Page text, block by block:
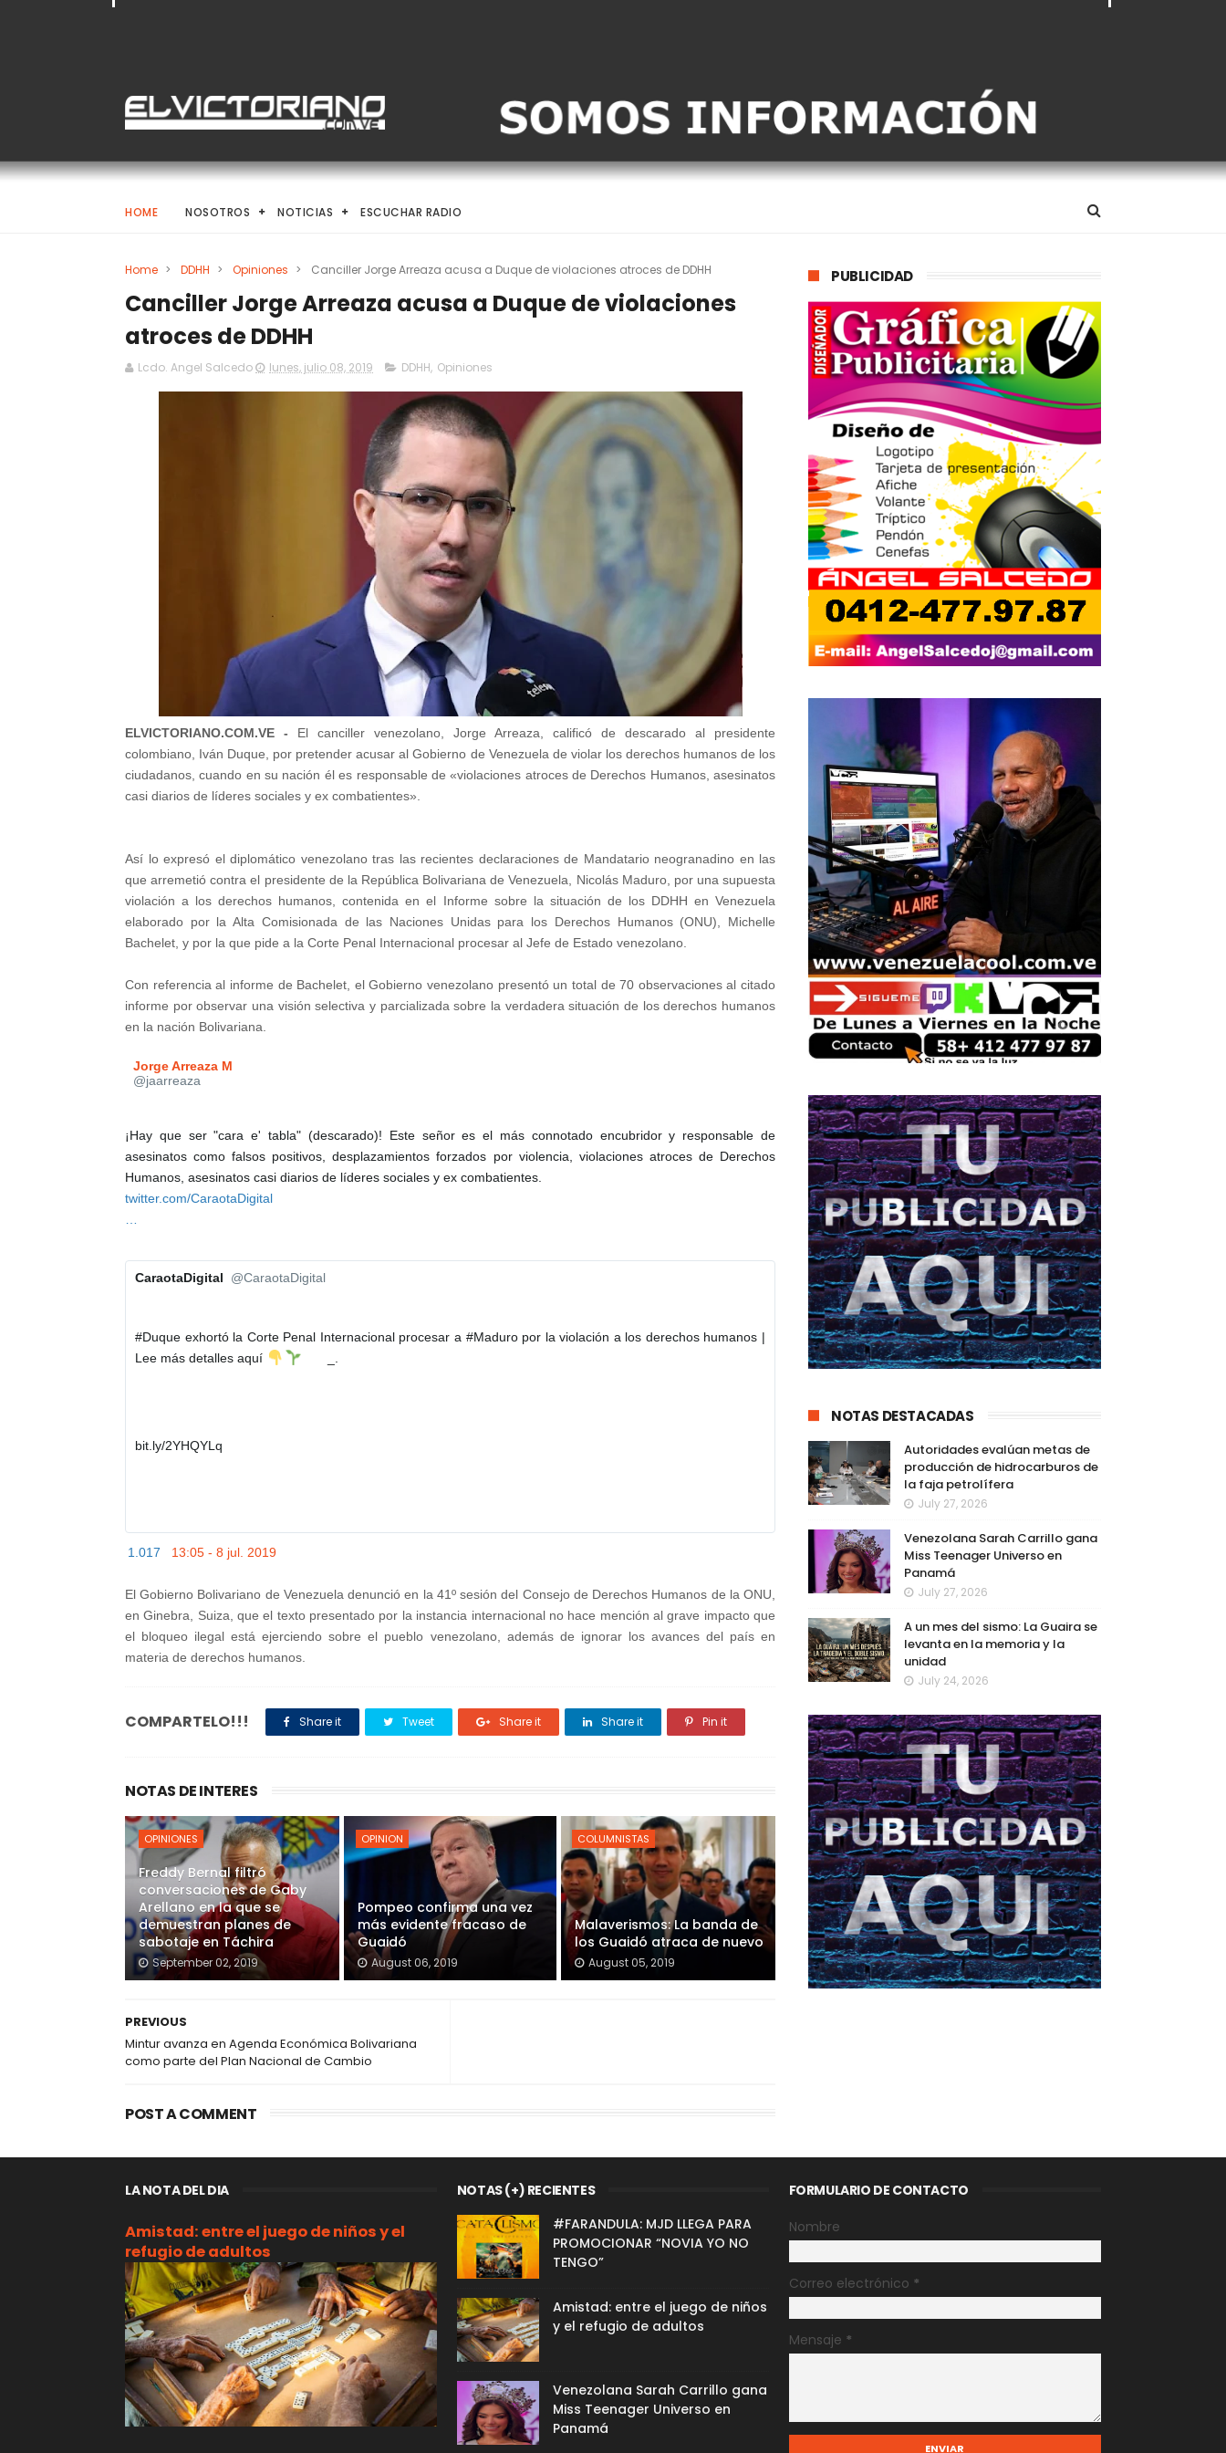
HOME NOSOTROS NOTICIAS ESCUCHAR RADIO
Home > DDHH > Opiniones > Canciller Jorge Arreaza acusa a Duque de violaciones atroces de DDHH
Canciller Jorge Arreaza acusa a Duque de violaciones
atroces de DDHH
Lcdo. Angel Salcedo lunes, julio 08, 2019 DDHH, Opiniones
ELVICTORIANO.COM.VE - El canciller venezolano, Jorge Arreaza, calificó de descarado al presidente
colombiano, Iván Duque, por pretender acusar al Gobierno de Venezuela de violar los derechos humanos de los
ciudadanos, cuando en su nación él es responsable de «violaciones atroces de Derechos Humanos, asesinatos
casi diarios de líderes sociales y ex combatientes».
Así lo expresó el diplomático venezolano tras las recientes declaraciones de Mandatario neogranadino en las
que arremetió contra el presidente de la República Bolivariana de Venezuela, Nicolás Maduro, por una supuesta
violación a los derechos humanos, contenida en el Informe sobre la situación de los DDHH en Venezuela
elaborado por la Alta Comisionada de las Naciones Unidas para los Derechos Humanos (ONU), Michelle
Bachelet, y por la que pide a la Corte Penal Internacional procesar al Jefe de Estado venezolano.
Con referencia al informe de Bachelet, el Gobierno venezolano presentó un total de 70 observaciones al citado
informe por observar una visión selectiva y parcializada sobre la verdadera situación de los derechos humanos
en la nación Bolivariana.
Jorge Arreaza M
@jaarreaza
¡Hay que ser "cara e' tabla" (descarado)! Este señor es el más connotado encubridor y responsable de
asesinatos como falsos positivos, desplazamientos forzados por violencia, violaciones atroces de Derechos
Humanos, asesinatos casi diarios de líderes sociales y ex combatientes.
h
p
twitter.com/CaraotaDigital
t
1
7
3
2
3
8
3
CaraotaDigital ✔
@CaraotaDigital
#Duque exhortó la Corte Penal Internacional procesar a #Maduro por la violación a los derechos humanos |
Lee más detalles aquí
       _.
t
/
bit.ly/2YHQYLq
1.017 13:05 - 8 jul. 2019
El Gobierno Bolivariano de Venezuela denunció en la 41º sesión del Consejo de Derechos Humanos de la ONU,
en Ginebra, Suiza, que el texto presentado por la instancia internacional no hace mención al grave impacto que
el bloqueo ilegal está ejerciendo sobre el pueblo venezolano, además de ignorar los avances del país en
materia de derechos humanos.
COMPARTELO!!! Share it Tweet Share it Share it Pin it
NOTAS DE INTERES
OPINIONES
Freddy Bernal filtró
conversaciones de Gaby
Arellano en la que se
demuestran planes de
sabotaje en Táchira
September 02, 2019
OPINION
Pompeo confirma una vez
más evidente fracaso de
Guaidó
August 06, 2019
COLUMNISTAS
Malaverismos: La banda de
los Guaidó atraca de nuevo
August 05, 2019
PREVIOUS
Mintur avanza en Agenda Económica Bolivariana
como parte del Plan Nacional de Cambio
POST A COMMENT
PUBLICIDAD
NOTAS DESTACADAS
Autoridades evalúan metas de
producción de hidrocarburos de
la faja petrolífera
July 27, 2026
Venezolana Sarah Carrillo gana
Miss Teenager Universo en
Panamá
July 27, 2026
A un mes del sismo: La Guaira se
levanta en la memoria y la
unidad
July 24, 2026
LA NOTA DEL DIA
Amistad: entre el juego de niños y el
refugio de adultos
NOTAS (+) RECIENTES
#FARANDULA: MJD LLEGA PARA
PROMOCIONAR “NOVIA YO NO
TENGO”
Amistad: entre el juego de niños
y el refugio de adultos
Venezolana Sarah Carrillo gana
Miss Teenager Universo en
Panamá
FORMULARIO DE CONTACTO
Nombre
Correo electrónico *
Mensaje *